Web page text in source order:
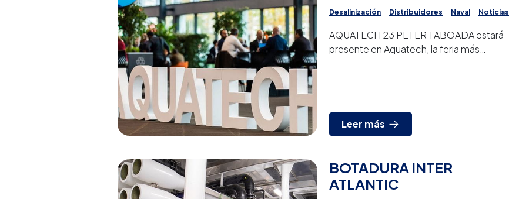
Desalinización Distribuidores Naval Noticias
AQUATECH 23 PETER TABOADA estará
presente en Aquatech, la feria más
Leer más
BOTADURA INTER
ATLANTIC